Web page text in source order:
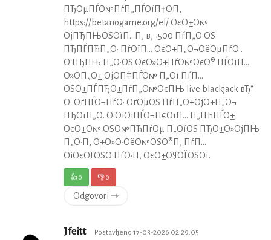
ПЂОµПЃО№ПѓП„ПЃОїП†О­П‚
https://betanogame.org/el/ ОєО±О№
ОјПЂПЊОЅОїП…П‚ в‚¬500 ПѓП„О·ОЅ
ПЂПЃПЋП„О· ПѓОїП… ОєО±П„О¬ОёОµПѓО·.
О‘ПЂПЊ П„О·ОЅ ОєО»О±ПѓО№ОєО® ПЃОїП…
О»О­П„О± ОјО­П‡ПЃО№ П„Ої ПѓП…
ОЅО±ПЃПЂО±ПѓП„О№ОєПЊ live blackjack вЂ“
О· ОґПЃО¬ПѓО· ОґОµОЅ ПѓП„О±ОјО±П„О¬
ПЂОїП„О­. О•ОіОіПЃО¬П€ОїП… П„ПЋПЃО±
ОєО±О№ ОЅО№ПЋПѓОµ П„ОїОЅ ПЂО±О»ОјПЊ
П„О·П‚ О±О»О·ОёО№ОЅО®П‚ ПѓП…
ОіОєОЇОЅО·ПѓО·П‚ ОєО±О¶ОЇОЅОї.
👍0 👎0
Odgovori ⇾
Jfeitt Postavljeno 17-03-2026 02:29:05